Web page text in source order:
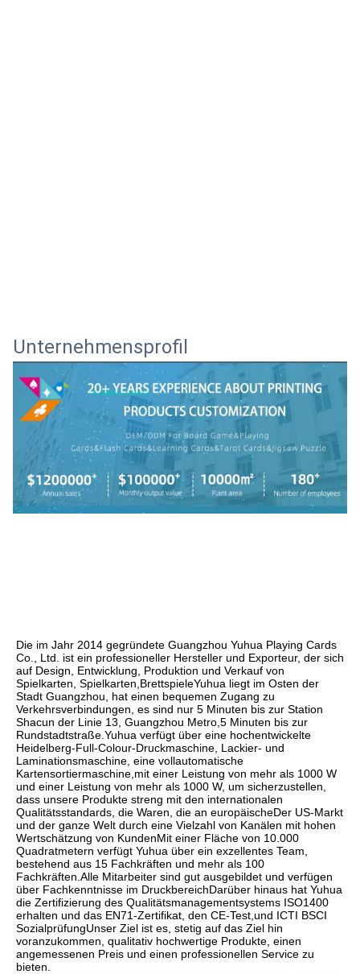
Unternehmensprofil
Die im Jahr 2014 gegründete Guangzhou Yuhua Playing Cards
Co., Ltd. ist ein professioneller Hersteller und Exporteur, der sich
auf Design, Entwicklung, Produktion und Verkauf von
Spielkarten, Spielkarten,BrettspieleYuhua liegt im Osten der
Stadt Guangzhou, hat einen bequemen Zugang zu
Verkehrsverbindungen, es sind nur 5 Minuten bis zur Station
Shacun der Linie 13, Guangzhou Metro,5 Minuten bis zur
Rundstadtstraße.Yuhua verfügt über eine hochentwickelte
Heidelberg-Full-Colour-Druckmaschine, Lackier- und
Laminationsmaschine, eine vollautomatische
Kartensortiermaschine,mit einer Leistung von mehr als 1000 W
und einer Leistung von mehr als 1000 W, um sicherzustellen,
dass unsere Produkte streng mit den internationalen
Qualitätsstandards, die Waren, die an europäischeDer US-Markt
und der ganze Welt durch eine Vielzahl von Kanälen mit hohen
Wertschätzung von KundenMit einer Fläche von 10.000
Quadratmetern verfügt Yuhua über ein exzellentes Team,
bestehend aus 15 Fachkräften und mehr als 100
Fachkräften.Alle Mitarbeiter sind gut ausgebildet und verfügen
über Fachkenntnisse im DruckbereichDarüber hinaus hat Yuhua
die Zertifizierung des Qualitätsmanagementsystems ISO1400
erhalten und das EN71-Zertifikat, den CE-Test,und ICTI BSCI
SozialprüfungUnser Ziel ist es, stetig auf das Ziel hin
voranzukommen, qualitativ hochwertige Produkte, einen
angemessenen Preis und einen professionellen Service zu
bieten.